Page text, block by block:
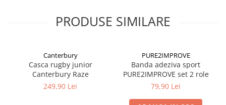
PRODUSE SIMILARE
Canterbury
Casca rugby junior
Canterbury Raze
249,90 Lei
PURE2IMPROVE
Banda adeziva sport
PURE2IMPROVE set 2 role
79,90 Lei